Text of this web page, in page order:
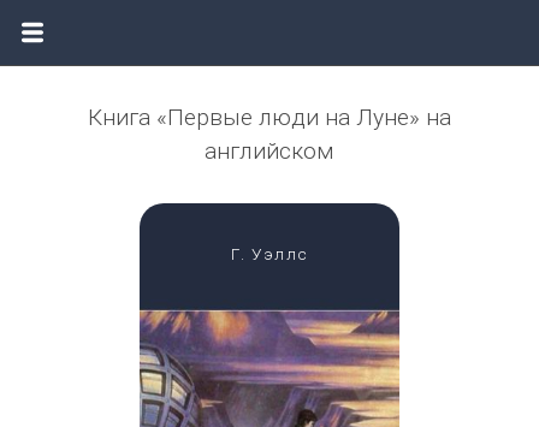
Книга «Первые люди на Луне» на
английском
Г. Уэллс